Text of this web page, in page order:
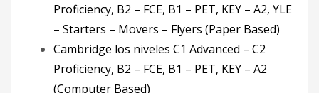
Proficiency, B2 – FCE, B1 – PET, KEY – A2, YLE
– Starters – Movers – Flyers (Paper Based)
Cambridge los niveles C1 Advanced – C2
Proficiency, B2 – FCE, B1 – PET, KEY – A2
(Computer Based)